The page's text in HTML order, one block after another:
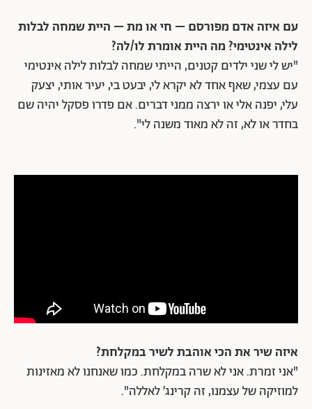
עם איזה אדם מפורסם – חי או מת – היית שמחה לבלות
לילה אינטימי? מה היית אומרת לו/לה?
"יש לי שני ילדים קטנים, הייתי שמחה לבלות לילה אינטימי
עם עצמי, שאף אחד לא יקרא לי, יבעט בי, יעיר אותי, יצעק
עלי, יפנה אלי או ירצה ממני דברים. אם פדרו פסקל יהיה שם
בחדר או לא, זה לא מאוד משנה לי".
איזה שיר את הכי אוהבת לשיר במקלחת?
"אני זמרת. אני לא שרה במקלחת. כמו שאנחנו לא מאזינות
למוזיקה של עצמנו, זה קרינג׳ לאללה".